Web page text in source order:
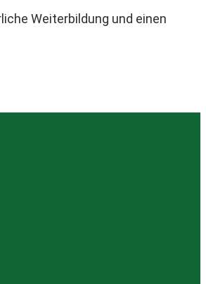
Weiterbildung und einen